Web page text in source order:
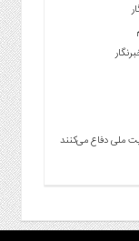
ملی دفاع می‌کنند